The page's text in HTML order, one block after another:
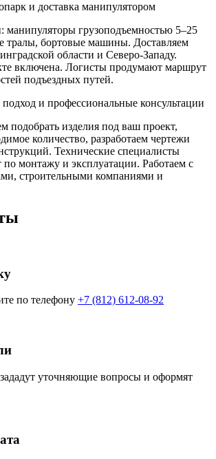
и доставка манипулятором
манипуляторы грузоподъемностью 5–25
тралы, бортовые машины. Доставляем
области и Северо-Западу.
включена. Логисты продумают маршрут
подъездных путей.
и профессиональные консультации
подобрать изделия под ваш проект,
количество, разработаем чертежи
Технические специалисты
по монтажу и эксплуатации. Работаем с
строительными компаниями и
по телефону +7 (812) 612-08-92
уточняющие вопросы и оформят